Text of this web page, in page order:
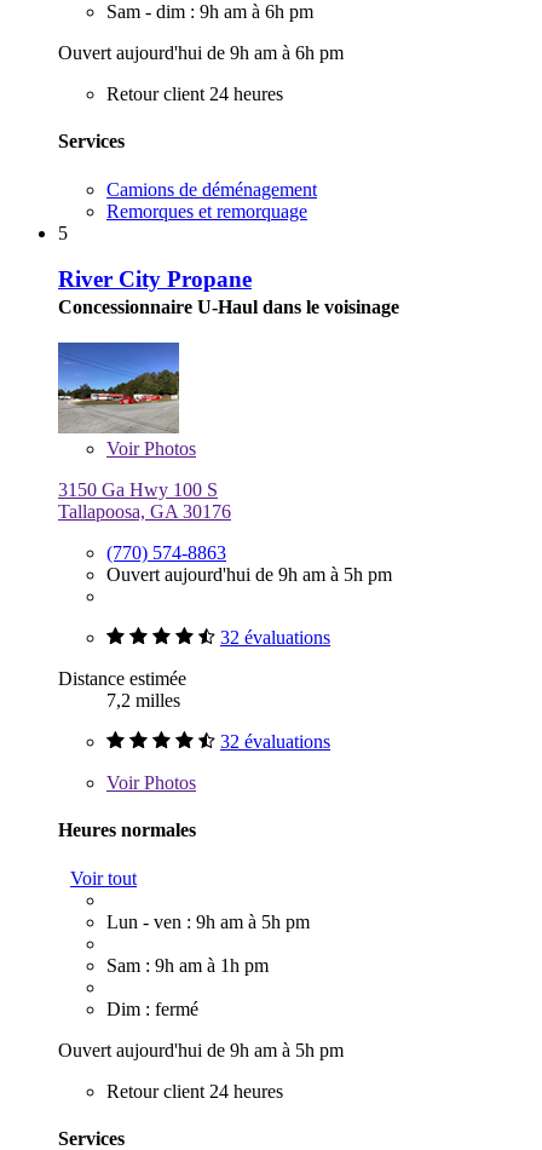
Sam - dim : 9h am à 6h pm
Ouvert aujourd'hui de 9h am à 6h pm
Retour client 24 heures
Services
Camions de déménagement
Remorques et remorquage
5
River City Propane
Concessionnaire U-Haul dans le voisinage
VoirPhotos
3150 Ga Hwy 100 S
Tallapoosa, GA 30176
(770) 574-8863
Ouvert aujourd'hui de 9h am à 5h pm
32 évaluations
Distance estimée
7,2 milles
32 évaluations
VoirPhotos
Heures normales
Voir tout
Lun - ven : 9h am à 5h pm
Sam : 9h am à 1h pm
Dim : fermé
Ouvert aujourd'hui de 9h am à 5h pm
Retour client 24 heures
Services